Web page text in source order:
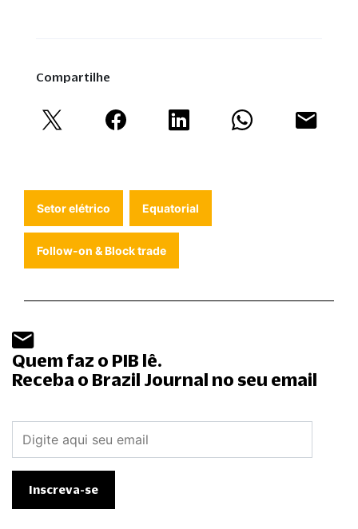
Compartilhe
Setor elétrico Equatorial
Follow-on & Block trade
Quem faz o PIB lê.
Receba o Brazil Journal no seu email